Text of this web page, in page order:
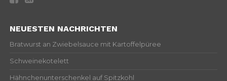
NEUESTEN NACHRICHTEN
Bratwurst an Zwiebelsauce mit Kartoffelpüree
Schweinekotelett
Hähnchenunterschenkel auf Spitzkohl